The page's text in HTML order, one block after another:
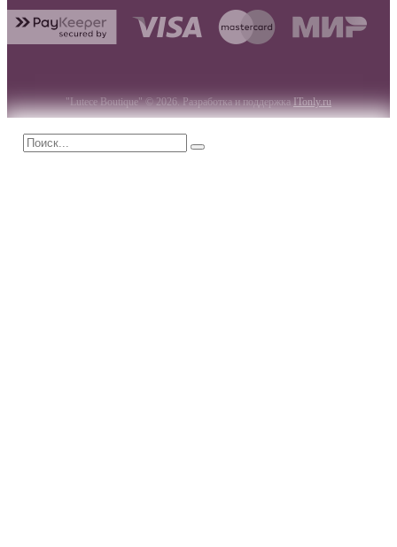
"Lutece Boutique" © 2026. Разработка и поддержкаITonly.ru